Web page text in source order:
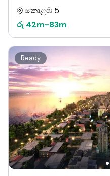
කොළඹ 5
රු 42m-83m
Ready